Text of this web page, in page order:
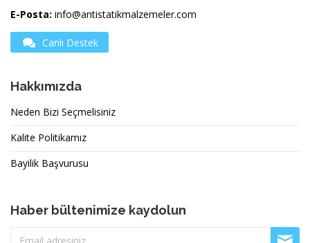
E-Posta: info@antistatikmalzemeler.com
Canlı Destek
Hakkımızda
Neden Bizi Seçmelisiniz
Kalite Politikamız
Bayilik Başvurusu
Haber bültenimize kaydolun